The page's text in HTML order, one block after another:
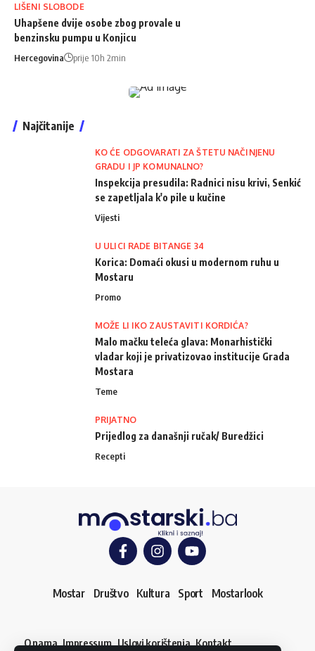
LIŠENI SLOBODE
Uhapšene dvije osobe zbog provale u
benzinsku pumpu u Konjicu
Hercegovina prije 10h 2min
Najčitanije
KO ĆE ODGOVARATI ZA ŠTETU NAČINJENU
GRADU I JP KOMUNALNO?
Inspekcija presudila: Radnici nisu krivi, Senkić
se zapetljala k'o pile u kučine
Vijesti
U ULICI RADE BITANGE 34
Korica: Domaći okusi u modernom ruhu u
Mostaru
Promo
MOŽE LI IKO ZAUSTAVITI KORDIĆA?
Malo mačku teleća glava: Monarhistički
vladar koji je privatizovao institucije Grada
Mostara
Teme
PRIJATNO
Prijedlog za današnji ručak/ Buredžici
Recepti
Mostar Društvo Kultura Sport Mostarlook
O nama Impressum Uslovi korištenja Kontakt